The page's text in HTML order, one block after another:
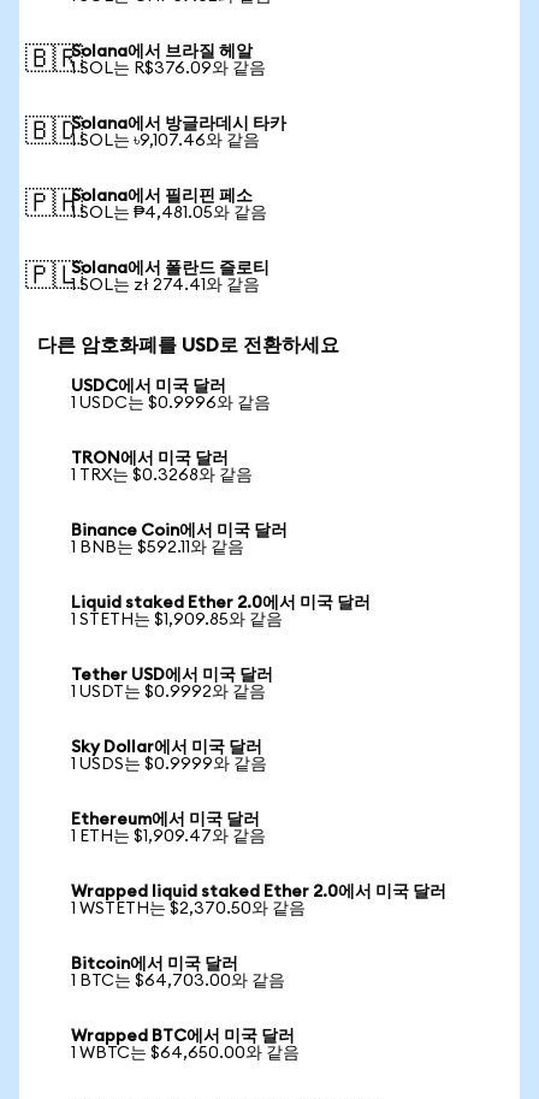
🇧🇷Solana에서 브라질 헤알
1 SOL는 R$376.09와 같음
🇧🇩Solana에서 방글라데시 타카
1 SOL는 ৳9,107.46와 같음
🇵🇭Solana에서 필리핀 페소
1 SOL는 ₱4,481.05와 같음
🇵🇱Solana에서 폴란드 즐로티
1 SOL는 zł 274.41와 같음
다른 암호화폐를 USD로 전환하세요
USDC에서 미국 달러
1 USDC는 $0.9996와 같음
TRON에서 미국 달러
1 TRX는 $0.3268와 같음
Binance Coin에서 미국 달러
1 BNB는 $592.11와 같음
Liquid staked Ether 2.0에서 미국 달러
1 STETH는 $1,909.85와 같음
Tether USD에서 미국 달러
1 USDT는 $0.9992와 같음
Sky Dollar에서 미국 달러
1 USDS는 $0.9999와 같음
Ethereum에서 미국 달러
1 ETH는 $1,909.47와 같음
Wrapped liquid staked Ether 2.0에서 미국 달러
1 WSTETH는 $2,370.50와 같음
Bitcoin에서 미국 달러
1 BTC는 $64,703.00와 같음
Wrapped BTC에서 미국 달러
1 WBTC는 $64,650.00와 같음